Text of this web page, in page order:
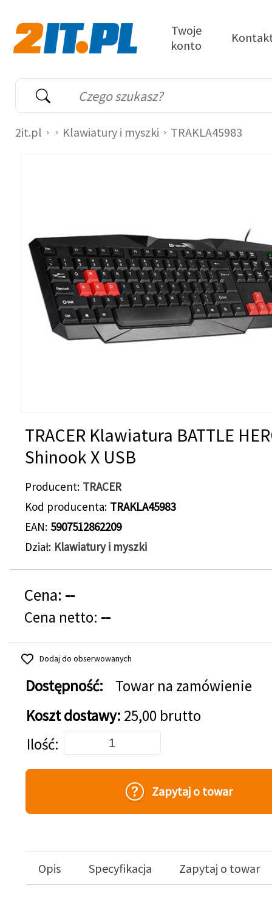
Wyszukiwarka
Słowo kluczowe
Twoje
konto
2it.pl Klawiatury i myszki TRAKLA45983
TRACER Klawiatura BATTLE
Shinook X USB
Producent TRACER
Kod producenta TRAKLA45983
EAN 5907512862209
Dział Klawiatury i myszki
Cena: --
Cena netto: --
Dodaj do obserwowanych
Dostępność:
Towar na zamówienie
Koszt dostawy: 25,00 brutto
Dodaj do koszyka
Ilość
Zapytaj o towar
Opis Specyfikacja Zapytaj o towar